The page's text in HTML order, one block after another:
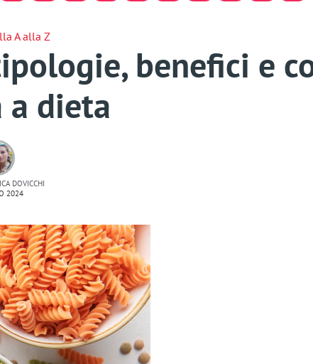
A alla Z
benefici e
dieta
DOVICCHI
2024